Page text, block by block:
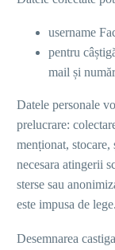
username
pentru
mail și
Datele personale
prelucrare:
menṭionat, stocare,
necesara atingerii
sterse sau
este impusa de lege.
Desemnarea